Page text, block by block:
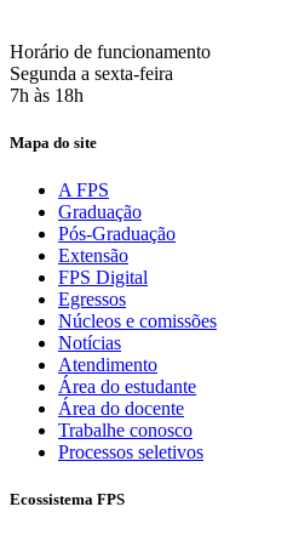
Horário de funcionamento
Segunda a sexta-feira
7h às 18h
Mapa do site
A FPS
Graduação
Pós-Graduação
Extensão
FPS Digital
Egressos
Núcleos e comissões
Notícias
Atendimento
Área do estudante
Área do docente
Trabalhe conosco
Processos seletivos
Ecossistema FPS